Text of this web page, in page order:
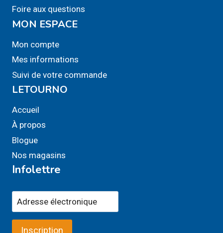
Foire aux questions
MON ESPACE
Mon compte
Mes informations
Suivi de votre commande
LETOURNO
Accueil
À propos
Blogue
Nos magasins
Infolettre
Inscription